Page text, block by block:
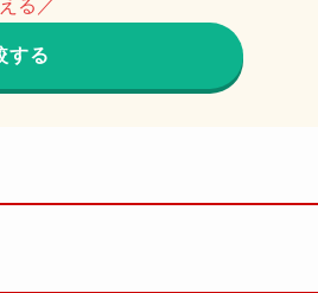
る／
する